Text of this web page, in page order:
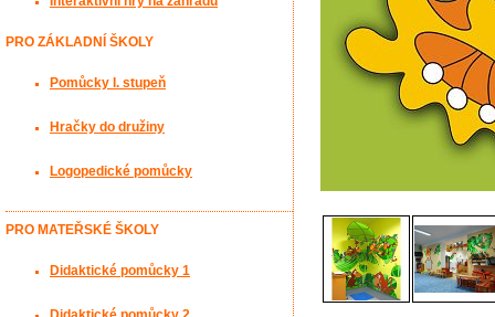
PRO ZÁKLADNÍ ŠKOLY
Pomůcky I. stupeň
Hračky do družiny
Logopedické pomůcky
PRO MATEŘSKÉ ŠKOLY
Didaktické pomůcky 1